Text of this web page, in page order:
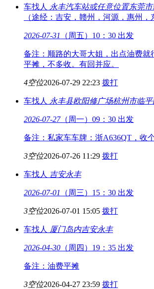
车找人 永丰汽车站或任意位置东莞
（途经：吉安，赣州，河源，惠州，
2026-07-31 （周五）10：30 出发
备注：顺路的大哥大姐，出点油费就
平摊，不多收。有回并应。
4空位2026-07-29 22:23 拨打
车找人 永丰县欧阳修广场杭州市临平
2026-07-27（周一）09：30 出发
备注：私家车车牌：浙A636QT，收
3空位2026-07-26 11:29 拨打
车找人 吉安永丰
2026-07-01 （周三）15：30 出发
3空位2026-07-01 15:05 拨打
车找人 厦门岛内吉安永丰
2026-04-30 （周四）19：35 出发
备注：油费平摊
3空位2026-04-27 23:59 拨打